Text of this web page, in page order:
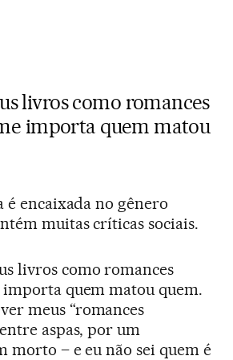
livros como romances
importa quem matou
encaixada no gênero
muitas críticas sociais.
livros como romances
importa quem matou quem.
meus “romances
aspas, por um
morto – e eu não sei quem é